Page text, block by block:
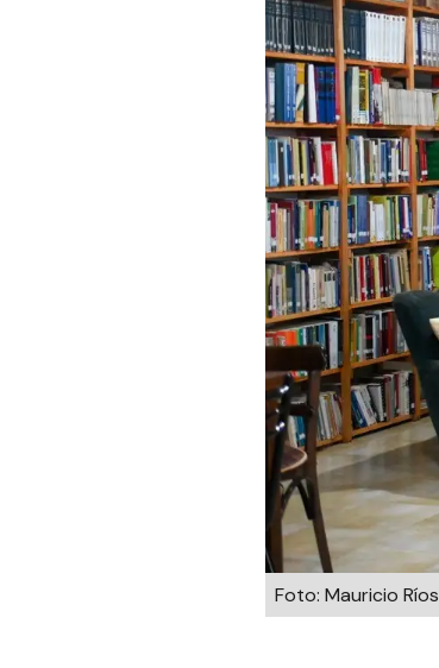
Foto: Mauricio Ríos